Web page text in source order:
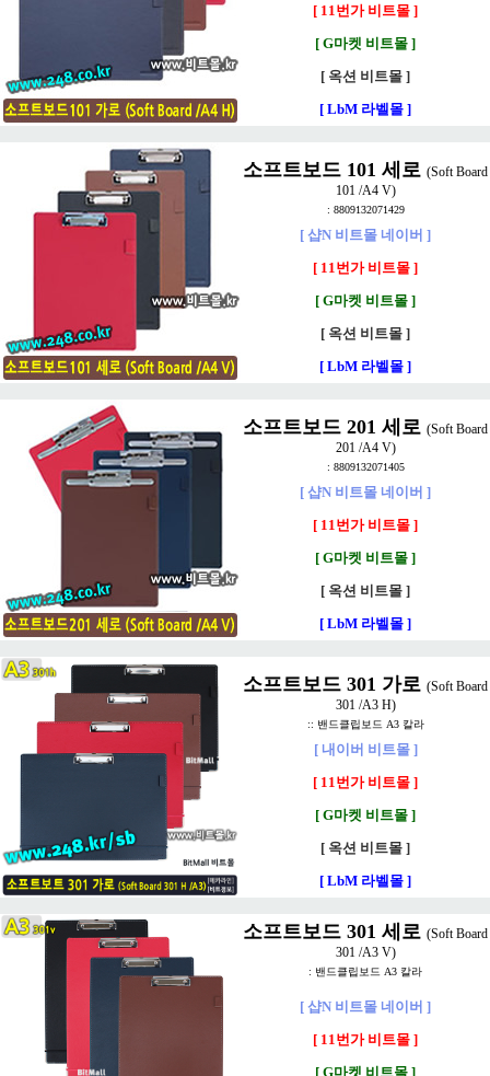
[ 11번가 비트몰 ]
[ G마켓 비트몰 ]
[ 옥션 비트몰 ]
[ LbM 라벨몰 ]
소프트보드 101 세로 (Soft Board
101 /A4 V)
: 8809132071429
[ 샵N 비트몰 네이버 ]
[ 11번가 비트몰 ]
[ G마켓 비트몰 ]
[ 옥션 비트몰 ]
[ LbM 라벨몰 ]
소프트보드 201 세로 (Soft Board
201 /A4 V)
: 8809132071405
[ 샵N 비트몰 네이버 ]
[ 11번가 비트몰 ]
[ G마켓 비트몰 ]
[ 옥션 비트몰 ]
[ LbM 라벨몰 ]
소프트보드 301 가로 (Soft Board
301 /A3 H)
:: 밴드클립보드 A3 칼라
[ 내이버 비트몰 ]
[ 11번가 비트몰 ]
[ G마켓 비트몰 ]
[ 옥션 비트몰 ]
[ LbM 라벨몰 ]
소프트보드 301 세로 (Soft Board
301 /A3 V)
: 밴드클립보드 A3 칼라
[ 샵N 비트몰 네이버 ]
[ 11번가 비트몰 ]
[ G마켓 비트몰 ]